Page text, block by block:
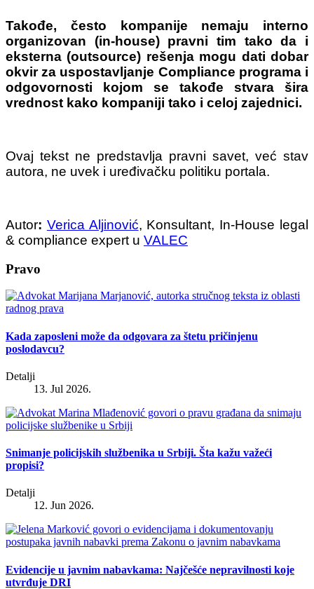
Takođe, često kompanije nemaju interno
organizovan (in-house) pravni tim tako da i
eksterna (outsource) rešenja mogu dati dobar
okvir za uspostavljanje Compliance programa i
odgovornosti kojom se takođe stvara šira
vrednost kako kompaniji tako i celoj zajednici.
Ovaj tekst ne predstavlja pravni savet, već stav
autora, ne uvek i uređivačku politiku portala.
Autor: Verica Aljinović, Konsultant, In-House legal
& compliance expert u VALEC
Pravo
Kada zaposleni može da odgovara za štetu pričinjenu
poslodavcu?
Detalji
13. Jul 2026.
Snimanje policijskih službenika u Srbiji. Šta kažu važeći
propisi?
Detalji
12. Jun 2026.
Evidencije u javnim nabavkama: Najčešće nepravilnosti koje
utvrđuje DRI